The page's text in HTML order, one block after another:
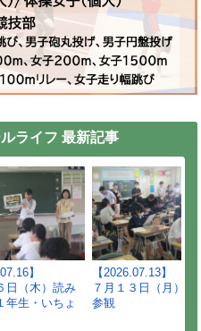
ライフ 最新記事
】
日（木）読み
年生・いちょ
【2026.07.13】
７月１３日（月）授
参観